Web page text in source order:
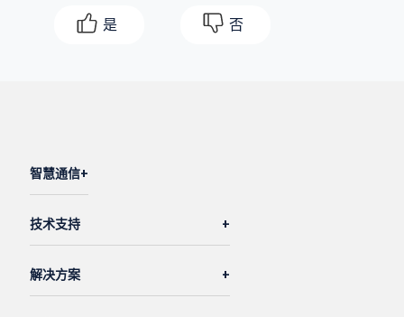
是 否
智慧通信
技术支持
解决方案